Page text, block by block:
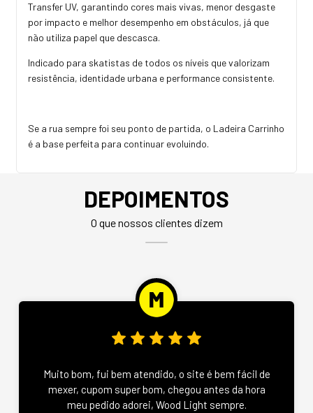
Transfer UV, garantindo cores mais vivas, menor desgaste
por impacto e melhor desempenho em obstáculos, já que
não utiliza papel que descasca.
Indicado para skatistas de todos os níveis que valorizam
resistência, identidade urbana e performance consistente.
Se a rua sempre foi seu ponto de partida, o Ladeira Carrinho
é a base perfeita para continuar evoluindo.
DEPOIMENTOS
O que nossos clientes dizem
Muito bom, fui bem atendido, o site é bem fácil de
mexer, cupom super bom, chegou antes da hora
meu pedido adorei, Wood Light sempre.